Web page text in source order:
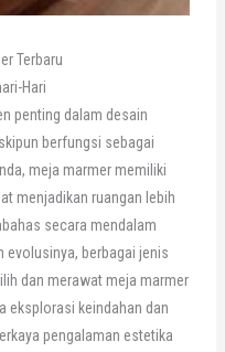
Terbaru
Hari
penting dalam desain
berfungsi sebagai
meja marmer memiliki
menjadikan ruangan lebih
secara mendalam
evolusinya, berbagai jenis
dan merawat meja marmer
eksplorasi keindahan dan
pengalaman estetika